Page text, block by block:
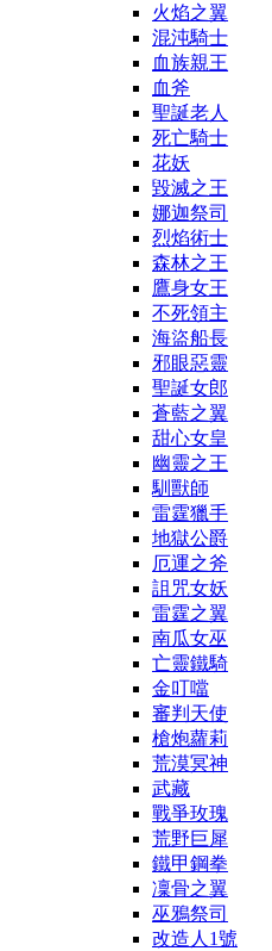
火焰之翼
混沌騎士
血族親王
血斧
聖誕老人
死亡騎士
花妖
毀滅之王
娜迦祭司
烈焰術士
森林之王
鷹身女王
不死領主
海盜船長
邪眼惡靈
聖誕女郎
蒼藍之翼
甜心女皇
幽靈之王
馴獸師
雷霆獵手
地獄公爵
厄運之斧
詛咒女妖
雷霆之翼
南瓜女巫
亡靈鐵騎
金叮噹
審判天使
槍炮蘿莉
荒漠冥神
武藏
戰爭玫瑰
荒野巨犀
鐵甲鋼拳
凜骨之翼
巫鴉祭司
改造人1號